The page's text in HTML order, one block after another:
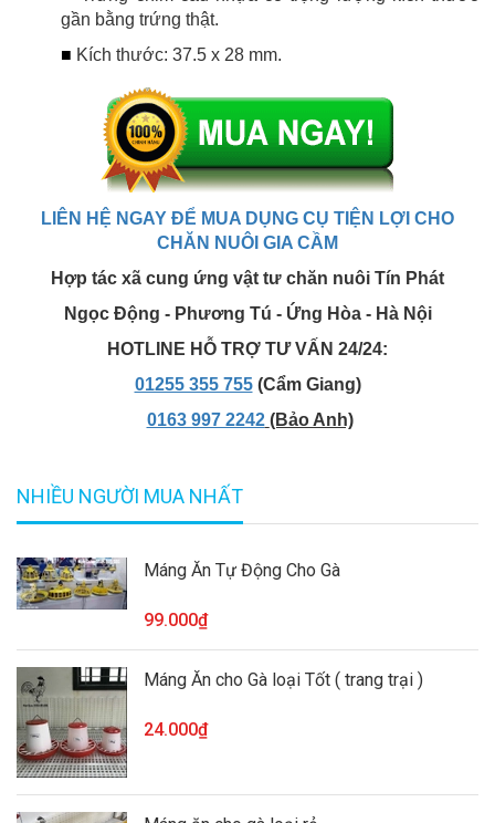
gần bằng trứng thật.
■ Kích thước: 37.5 x 28 mm.
LIÊN HỆ NGAY ĐỂ MUA DỤNG CỤ TIỆN LỢI CHO
CHĂN NUÔI GIA CẦM
Hợp tác xã cung ứng vật tư chăn nuôi Tín Phát
Ngọc Động - Phương Tú - Ứng Hòa - Hà Nội
HOTLINE HỖ TRỢ TƯ VẤN 24/24:
01255 355 755(Cẩm Giang)
0163 997 2242 (Bảo Anh)
NHIỀU NGƯỜI MUA NHẤT
Máng Ăn Tự Động Cho Gà
99.000₫
Máng Ăn cho Gà loại Tốt ( trang trại )
24.000₫